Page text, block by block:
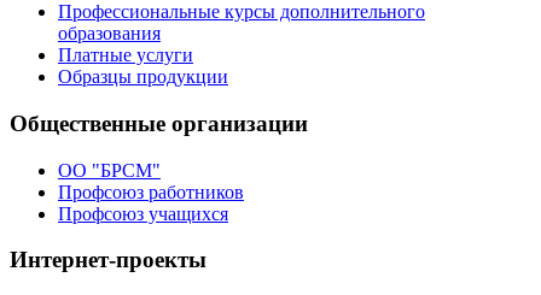
Профессиональные курсы дополнительного
образования
Платные услуги
Образцы продукции
Общественные организации
ОО "БРСМ"
Профсоюз работников
Профсоюз учащихся
Интернет-проекты